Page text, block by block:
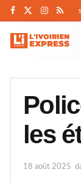
les
18 août 2025